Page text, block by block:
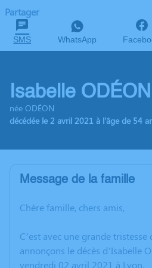
Partager
SMS WhatsApp
Isabelle ODÉON
née ODÉON
décédée le 2 avril 2021 à l'âge de 54
Message de la famille
Chère famille, chers amis,
C’est avec une grande tristesse
annonçons le décès d’Isabelle
vendredi 02 avril 2021 à Lyon.